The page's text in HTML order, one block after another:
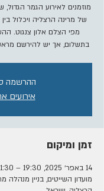
מוזמנים לאירוע הגמר הגדול,
של מרינה הרצליה ויכלול
מפי הצלם אלון צנגוט.
בתשלום, אך יש להירשם
ההרשמה
אירועים
זמן ומיקום
14 באפר׳ 2025, 19:30 – 21:30